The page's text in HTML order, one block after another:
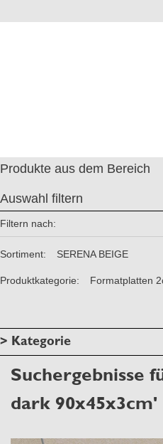
Produkte aus dem Bereich
Auswahl filtern
Filtern nach:
Sortiment: SERENA BEIGE
Produktkategorie: Formatplatten
> Kategorie
Suchergebnisse
dark 90x45x3cm'